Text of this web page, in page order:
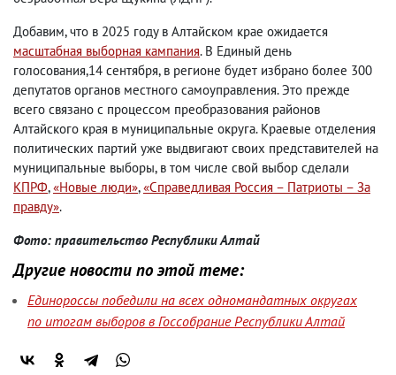
Добавим, что в 2025 году в Алтайском крае ожидается
масштабная выборная кампания. В Единый день
голосования,14 сентября, в регионе будет избрано более 300
депутатов органов местного самоуправления. Это прежде
всего связано с процессом преобразования районов
Алтайского края в муниципальные округа. Краевые отделения
политических партий уже выдвигают своих представителей на
муниципальные выборы, в том числе свой выбор сделали
КПРФ,«Новые люди»,«Справедливая Россия – Патриоты – За
правду».
Фото: правительство Республики Алтай
Другие новости по этой теме:
Единороссы победили на всех одномандатных округах
по итогам выборов в Госсобрание Республики Алтай